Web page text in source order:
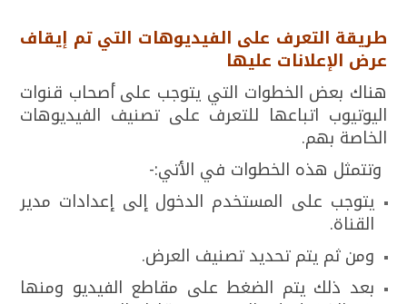
طريقة التعرف على الفيديوهات التي تم إيقاف
عرض الإعلانات عليها
هناك بعض الخطوات التي يتوجب على أصحاب قنوات
اليوتيوب اتباعها للتعرف على تصنيف الفيديوهات
الخاصة بهم.
وتتمثل هذه الخطوات في الأتي:-
يتوجب على المستخدم الدخول إلى إعدادات مدير
القناة.
ومن ثم يتم تحديد تصنيف العرض.
بعد ذلك يتم الضغط على مقاطع الفيديو ومنها